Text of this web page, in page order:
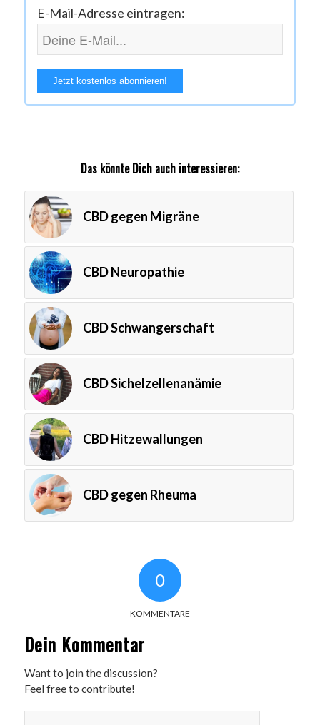
E-Mail-Adresse eintragen:
Das könnte Dich auch interessieren:
CBD gegen Migräne
CBD Neuropathie
CBD Schwangerschaft
CBD Sichelzellenanämie
CBD Hitzewallungen
CBD gegen Rheuma
0
KOMMENTARE
Dein Kommentar
Want to join the discussion?
Feel free to contribute!